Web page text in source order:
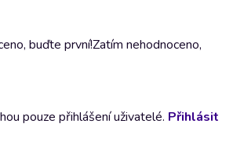
buďte první!Zatím nehodnoceno,
pouze přihlášení uživatelé. Přihlásit